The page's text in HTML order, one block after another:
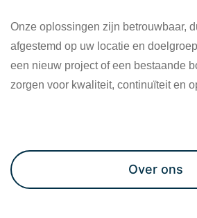
Onze oplossingen zijn betrouwbaar,
afgestemd op uw locatie en
een nieuw project of een bestaande
zorgen voor kwaliteit, continuïteit en
Over ons